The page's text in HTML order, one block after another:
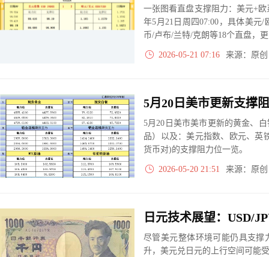
一张图看直盘支撑阻力：美元+
年5月21日周四07:00，具体美元
币/卢布/兰特/克朗等18个直盘，
2026-05-21 07:16 来源：原
5月20日美市美市更新的黄金、
品）以及：美元指数、欧元、英
货币对)的支撑阻力位一览。
2026-05-20 21:51 来源：原
尽管美元整体环境可能仍具支撑
升，美元兑日元的上行空间可能